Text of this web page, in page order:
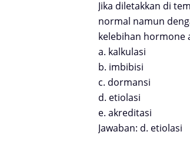
Jika diletakkan di
normal namun
kelebihan hormone
a. kalkulasi
b. imbibisi
c. dormansi
d. etiolasi
e. akreditasi
Jawaban: d. etiolasi